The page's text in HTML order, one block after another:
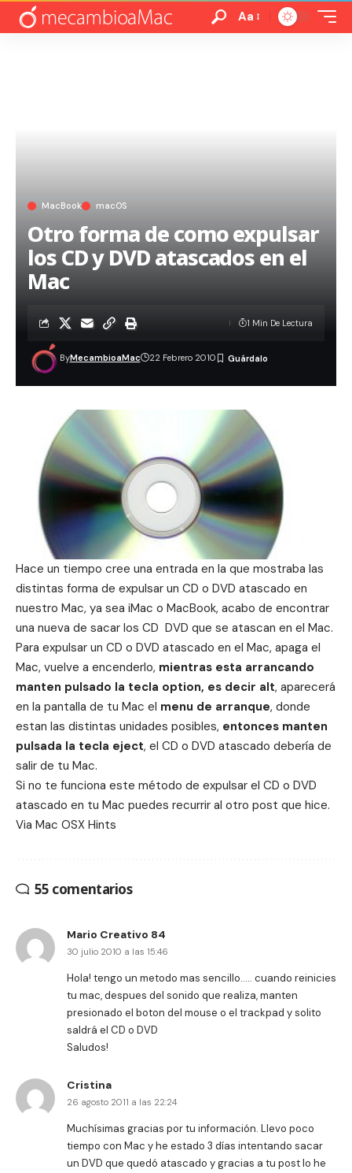
Aa
MacBook macOS
Otro forma de como expulsar
los CD y DVD atascados en el
Mac
ByMecambioaMac 22 Febrero 2010
1 Min De Lectura
Hace un tiempo cree una entrada en la que mostraba las
distintas forma de expulsar un CD o DVD atascado en
nuestro Mac, ya sea iMac o MacBook, acabo de encontrar
una nueva de sacar los CD DVD que se atascan en el Mac.
Para expulsar un CD o DVD atascado en el Mac, apaga el
Mac, vuelve a encenderlo, mientras esta arrancando
manten pulsado la tecla option, es decir alt, aparecerá
en la pantalla de tu Mac el menu de arranque, donde
estan las distintas unidades posibles, entonces manten
pulsada la tecla eject, el CD o DVD atascado debería de
salir de tu Mac.
Si no te funciona este método de expulsar el CD o DVD
atascado en tu Mac puedes recurrir al otro post que hice.
Via Mac OSX Hints
55 comentarios
Mario Creativo 84
30 julio 2010 a las 15:46
Hola! tengo un metodo mas sencillo….. cuando reinicies
tu mac, despues del sonido que realiza, manten
presionado el boton del mouse o el trackpad y solito
saldrá el CD o DVD
Saludos!
Cristina
26 agosto 2011 a las 22:24
Muchísimas gracias por tu información. Llevo poco
tiempo con Mac y he estado 3 días intentando sacar
un DVD que quedó atascado y gracias a tu post lo he